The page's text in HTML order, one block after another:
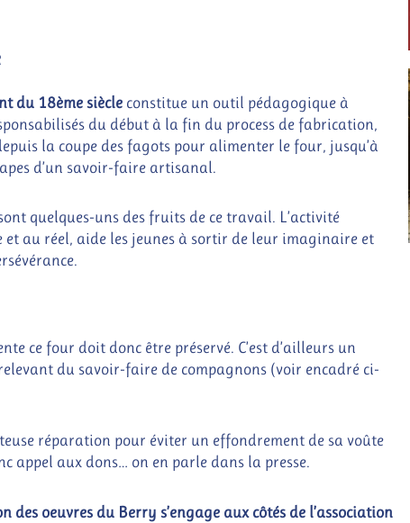
du 18ème siècleconstitue un outil pédagogique à
du début à la fin du process de fabrication,
la coupe des fagots pour alimenter le four, jusqu’à
d’un savoir-faire artisanal.
quelques-uns des fruits de ce travail. L’activité
au réel, aide les jeunes à sortir de leur imaginaire et
ce four doit donc être préservé. C’est d’ailleurs un
du savoir-faire de compagnons (voir encadré ci-
réparation pour éviter un effondrement de sa voûte
appel aux dons… on en parle dans la presse.
des oeuvres du Berry s’engage aux côtés de l’association